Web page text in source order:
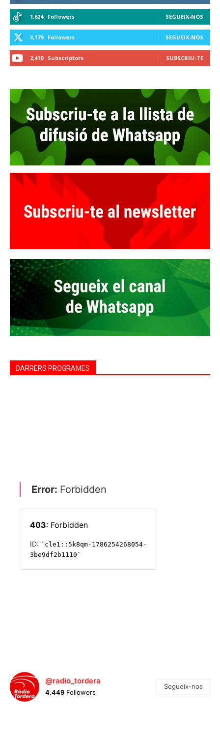
1,624 Followers SEGUEIX-NOS
3,179 Followers SEGUEIX-NOS
2,410 Subscriptors SUBSCRIU-TE
DARRERS PROGRAMES
@radio_tordera
4.449 Followers
Segueix-nos